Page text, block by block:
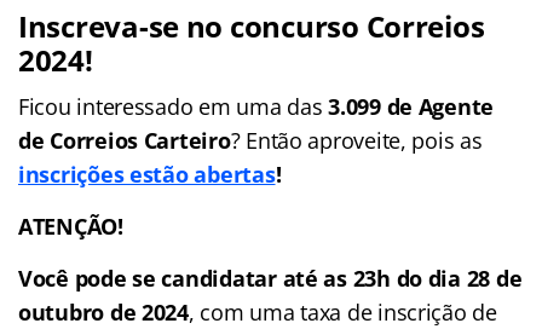
Inscreva-se no concurso Correios
2024!
Ficou interessado em uma das3.099 de Agente
de Correios Carteiro? Então aproveite, pois as
inscrições estão abertas!
ATENÇÃO!
Você pode se candidatar até as 23h do dia 28 de
outubro de 2024, com uma taxa de inscrição de